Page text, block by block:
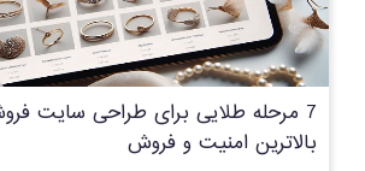
7 مرحله طلایی برای طراحی سایت
بالاترین امنیت و فروش